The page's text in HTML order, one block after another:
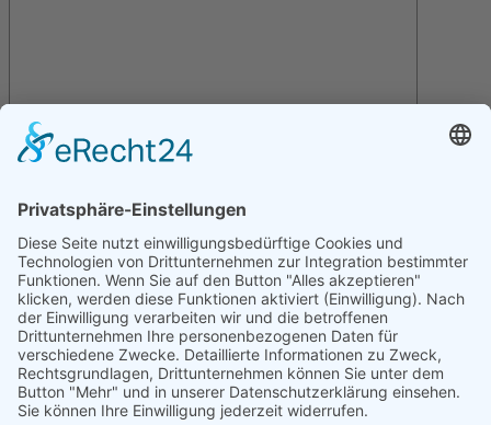
Letzte Artikel
Gartentipps für den November
Gartentipps für den Oktober
Gartentipps für den August
Gartentipps für den September
Gartentipps für den Juli